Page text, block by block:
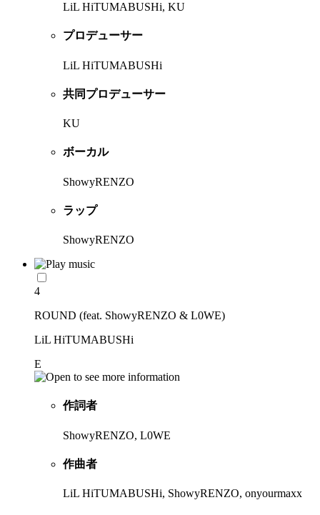
LiL HiTUMABUSHi, KU
プロデューサー
LiL HiTUMABUSHi
共同プロデューサー
KU
ボーカル
ShowyRENZO
ラップ
ShowyRENZO
4
ROUND (feat. ShowyRENZO & L0WE)
LiL HiTUMABUSHi
E
作詞者
ShowyRENZO, L0WE
作曲者
LiL HiTUMABUSHi, ShowyRENZO, onyourmaxx